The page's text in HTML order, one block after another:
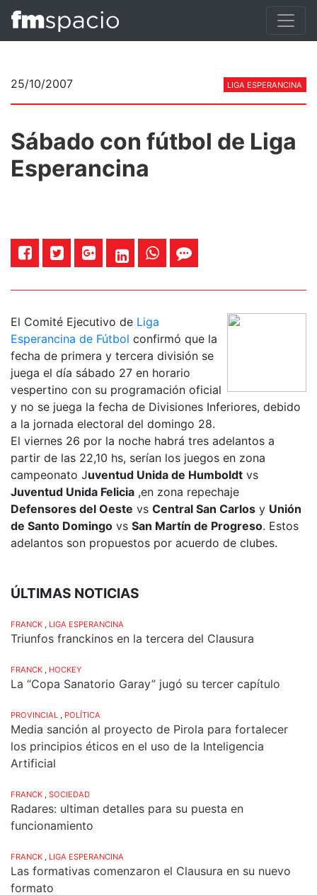
25/10/2007 LIGA ESPERANCINA
Sábado con fútbol de Liga
Esperancina
El Comité Ejecutivo de Liga
Esperancina de Fútbol confirmó que la
fecha de primera y tercera división se
juega el día sábado 27 en horario
vespertino con su programación oficial
y no se juega la fecha de Divisiones Inferiores, debido
a la jornada electoral del domingo 28.
El viernes 26 por la noche habrá tres adelantos a
partir de las 22,10 hs, serían los juegos en zona
campeonato Juventud Unida de Humboldt vs
Juventud Unida Felicia ,en zona repechaje
Defensores del Oeste vs Central San Carlos y Unión
de Santo Domingo vs San Martín de Progreso. Estos
adelantos son propuestos por acuerdo de clubes.
ÚLTIMAS NOTICIAS
FRANCK , LIGA ESPERANCINA
Triunfos franckinos en la tercera del Clausura
FRANCK , HOCKEY
La “Copa Sanatorio Garay” jugó su tercer capítulo
PROVINCIAL , POLÍTICA
Media sanción al proyecto de Pirola para fortalecer
los principios éticos en el uso de la Inteligencia
Artificial
FRANCK , SOCIEDAD
Radares: ultiman detalles para su puesta en
funcionamiento
FRANCK , LIGA ESPERANCINA
Las formativas comenzaron el Clausura en su nuevo
formato